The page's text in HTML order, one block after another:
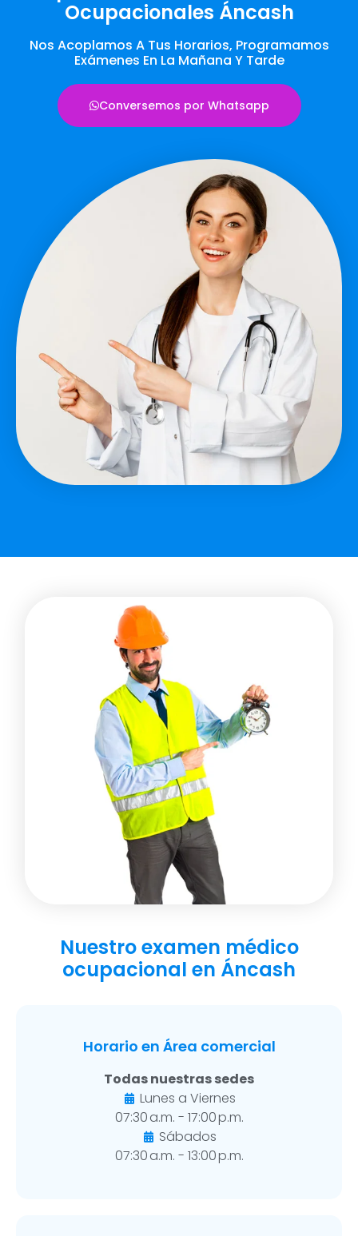
Ocupacionales Áncash
Nos Acoplamos A Tus Horarios, Programamos
Exámenes En La Mañana Y Tarde
Conversemos por Whatsapp
Nuestro examen médico
ocupacional en Áncash
Horario en Área comercial
Todas nuestras sedes
Lunes a Viernes
07:30 a.m. - 17:00 p.m.
Sábados
07:30 a.m. - 13:00 p.m.